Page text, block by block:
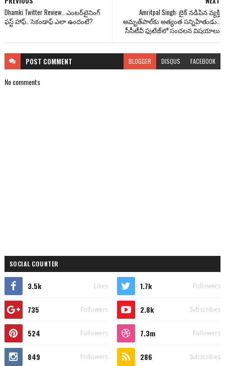
Amritpal Singh: బైక్ నడిపిన వ్యక్తి
అమృత్‌పాల్‌కు అత్యంత సన్నిహితుడు..
సీసీటీవీ ఫుటేజ్‌‌లో సంచలన విషయాలు
Dhamki Twitter Review.. ఎంటర్‌టైనింగ్
ఫస్ట్ హాఫ్.. సెకండాఫ్ ఎలా ఉందంటే?
POST COMMENT BLOGGER DISQUS FACEBOOK
No comments
SOCIAL COUNTER
3.5k Likes 1.7k Followers
735 Followers 2.8k Subscribes
524 Followers 7.3m Followers
849 Followers 286 Subscribes